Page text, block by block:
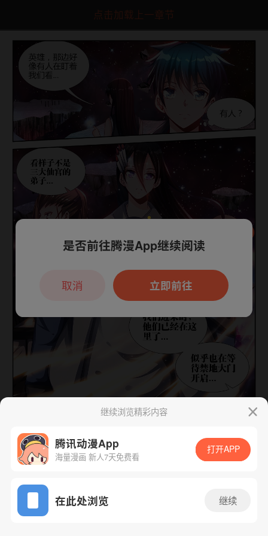
点击加载上一章节
App免费看
下一话 腾漫App免费看
继续浏览精彩内容
腾讯动漫App
海量漫画 新人7天免费看
打开APP
在此处浏览 继续
本章节仅支持App阅读，可打开App新用
户7天免费看
是否前往腾漫App继续阅读
立即前往
取消